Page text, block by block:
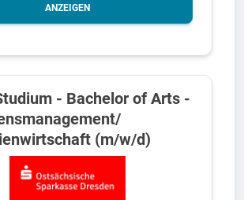
ANZEIGEN
- Bachelor of Arts -
(m/w/d)